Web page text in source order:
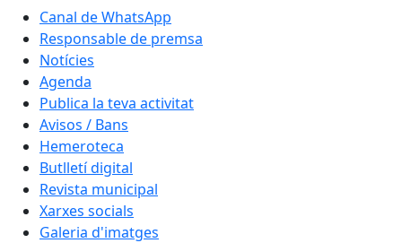
Canal de WhatsApp
Responsable de premsa
Notícies
Agenda
Publica la teva activitat
Avisos / Bans
Hemeroteca
Butlletí digital
Revista municipal
Xarxes socials
Galeria d'imatges